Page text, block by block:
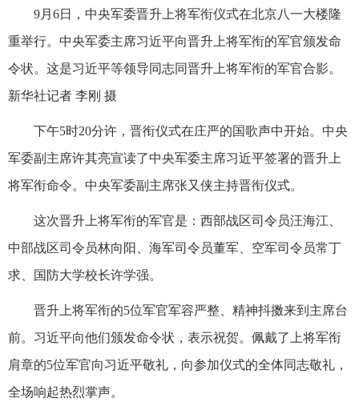
9月6日，中央军委晋升上将军衔仪式在北京八一大楼隆
重举行。中央军委主席习近平向晋升上将军衔的军官颁发命
令状。这是习近平等领导同志同晋升上将军衔的军官合影。
新华社记者 李刚 摄
下午5时20分许，晋衔仪式在庄严的国歌声中开始。中央
军委副主席许其亮宣读了中央军委主席习近平签署的晋升上
将军衔命令。中央军委副主席张又侠主持晋衔仪式。
这次晋升上将军衔的军官是：西部战区司令员汪海江、
中部战区司令员林向阳、海军司令员董军、空军司令员常丁
求、国防大学校长许学强。
晋升上将军衔的5位军官军容严整、精神抖擞来到主席台
前。习近平向他们颁发命令状，表示祝贺。佩戴了上将军衔
肩章的5位军官向习近平敬礼，向参加仪式的全体同志敬礼，
全场响起热烈掌声。